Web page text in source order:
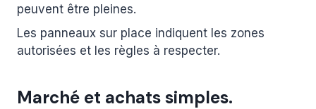
peuvent être pleines.
Les panneaux sur place indiquent les zones
autorisées et les règles à respecter.
Marché et achats simples.